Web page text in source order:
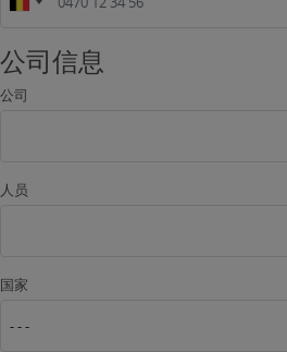
公司信息
公司
人员
国家
- - -